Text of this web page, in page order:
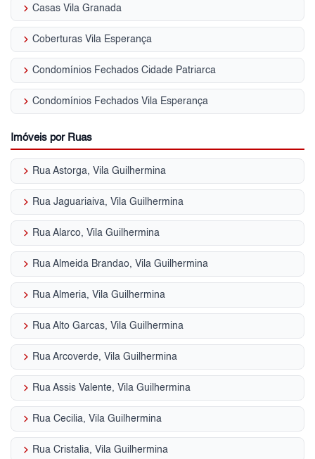
keyboard_arrow_right Casas Vila Granada
keyboard_arrow_right Coberturas Vila Esperança
keyboard_arrow_right Condomínios Fechados Cidade Patriarca
keyboard_arrow_right Condomínios Fechados Vila Esperança
Imóveis por Ruas
keyboard_arrow_right Rua Astorga, Vila Guilhermina
keyboard_arrow_right Rua Jaguariaiva, Vila Guilhermina
keyboard_arrow_right Rua Alarco, Vila Guilhermina
keyboard_arrow_right Rua Almeida Brandao, Vila Guilhermina
keyboard_arrow_right Rua Almeria, Vila Guilhermina
keyboard_arrow_right Rua Alto Garcas, Vila Guilhermina
keyboard_arrow_right Rua Arcoverde, Vila Guilhermina
keyboard_arrow_right Rua Assis Valente, Vila Guilhermina
keyboard_arrow_right Rua Cecilia, Vila Guilhermina
keyboard_arrow_right Rua Cristalia, Vila Guilhermina